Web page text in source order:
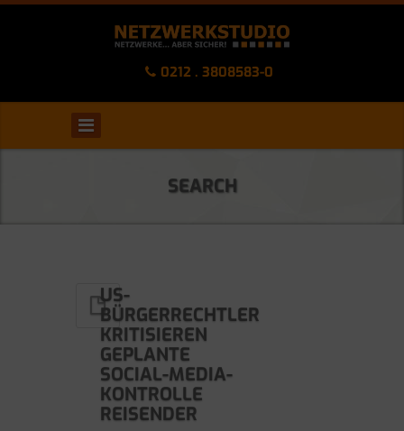
0212 . 3808583-0
SEARCH
US-
BÜRGERRECHTLER
KRITISIEREN
GEPLANTE
SOCIAL-MEDIA-
KONTROLLE
REISENDER